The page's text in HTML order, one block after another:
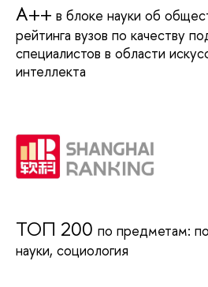
А++ в блоке науки об
рейтинга вузов по качеству
специалистов в области
интеллекта
TOП 200 по предметам:
науки, социология